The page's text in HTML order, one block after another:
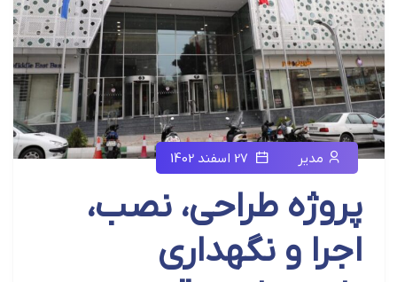
مدیر
پروژه طراحی، نصب،
اجرا و نگهداری